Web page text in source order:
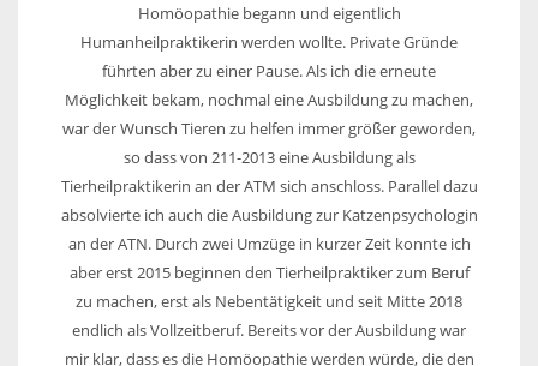
Homöopathie begann und eigentlich
Humanheilpraktikerin werden wollte. Private Gründe
führten aber zu einer Pause. Als ich die erneute
Möglichkeit bekam, nochmal eine Ausbildung zu machen,
war der Wunsch Tieren zu helfen immer größer geworden,
so dass von 211-2013 eine Ausbildung als
Tierheilpraktikerin an der ATM sich anschloss. Parallel dazu
absolvierte ich auch die Ausbildung zur Katzenpsychologin
an der ATN. Durch zwei Umzüge in kurzer Zeit konnte ich
aber erst 2015 beginnen den Tierheilpraktiker zum Beruf
zu machen, erst als Nebentätigkeit und seit Mitte 2018
endlich als Vollzeitberuf. Bereits vor der Ausbildung war
mir klar, dass es die Homöopathie werden würde, die den